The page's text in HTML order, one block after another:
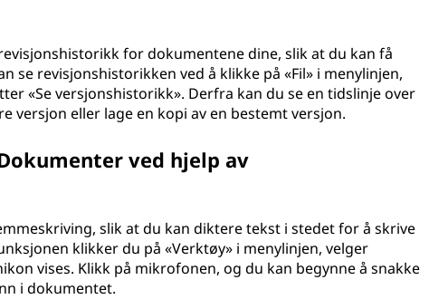
for dokumentene dine, slik at du kan få
se revisjonshistorikken ved å klikke på «Fil» i menylinjen,
«Se versjonshistorikk». Derfra kan du se en tidslinje over
versjon eller lage en kopi av en bestemt versjon.
ved hjelp av
slik at du kan diktere tekst i stedet for å skrive
klikker du på «Verktøy» i menylinjen, velger
vises. Klikk på mikrofonen, og du kan begynne å snakke
i dokumentet.